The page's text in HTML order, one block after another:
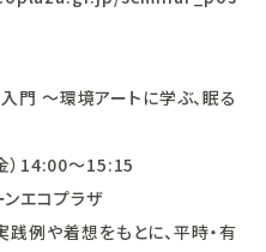
門 ～環境アートに学ぶ、眠る
14:00～15:15
エコプラザ
や着想をもとに、平時・有